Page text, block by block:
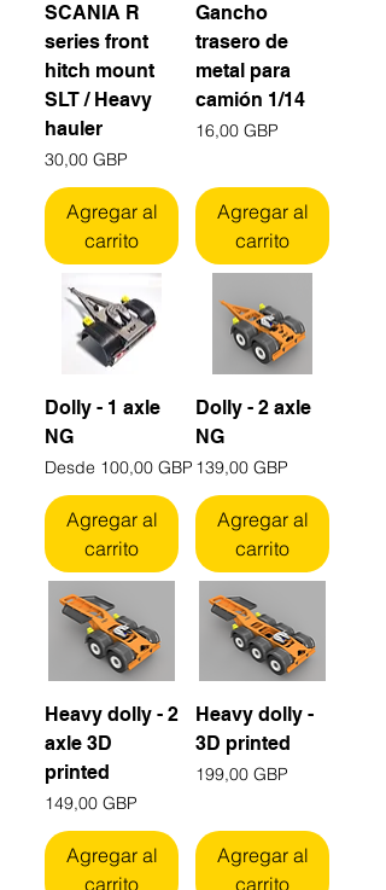
SCANIA R
series front
hitch mount
SLT / Heavy
hauler
Precio
30,00 GBP
Agregar al
carrito
Gancho
trasero de
metal para
camión 1/14
Precio
16,00 GBP
Agregar al
carrito
Dolly - 1 axle
NG
Desde 100,00 GBP
Precio de oferta
Agregar al
carrito
Dolly - 2 axle
NG
Precio
139,00 GBP
Agregar al
carrito
Heavy dolly - 2
axle 3D
printed
Precio
149,00 GBP
Agregar al
carrito
Heavy dolly -
3D printed
Precio
199,00 GBP
Agregar al
carrito